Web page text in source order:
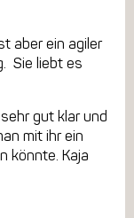
aber ein agiler
Sie liebt es
gut klar und
mit ihr ein
könnte. Kaja